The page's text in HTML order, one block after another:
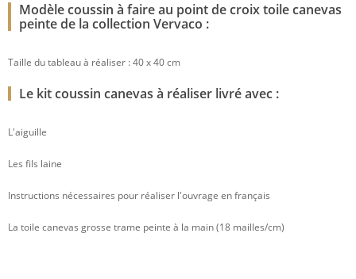
Modèle coussin à faire au point de croix toile canevas
peinte de la collection Vervaco :
Taille du tableau à réaliser : 40 x 40 cm
Le kit coussin canevas à réaliser livré avec :
L'aiguille
Les fils laine
Instructions nécessaires pour réaliser l'ouvrage en français
La toile canevas grosse trame peinte à la main (18 mailles/cm)